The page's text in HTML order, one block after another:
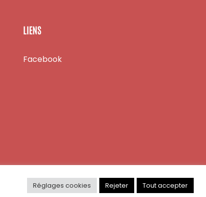
LIENS
Facebook
Réglages cookies Rejeter Tout accepter